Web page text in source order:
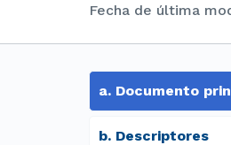
Fecha de última
a. Documento
b. Descriptores